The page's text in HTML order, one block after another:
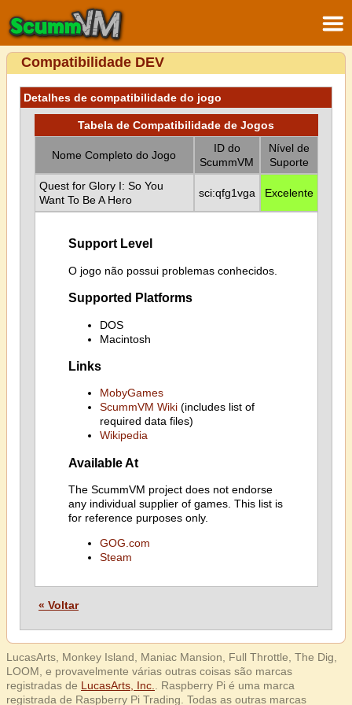
Compatibilidade DEV
Detalhes de compatibilidade do jogo
Tabela de Compatibilidade de Jogos
Nome Completo do Jogo
ID do
ScummVM
Nível de
Suporte
Quest for Glory I: So You
Want To Be A Hero
sci:qfg1vga Excelente
Support Level
O jogo não possui problemas conhecidos.
Supported Platforms
DOS
Macintosh
Links
MobyGames
ScummVM Wiki(includes list of
required data files)
Wikipedia
Available At
The ScummVM project does not endorse
any individual supplier of games. This list is
for reference purposes only.
GOG.com
Steam
« Voltar
LucasArts, Monkey Island, Maniac Mansion, Full Throttle, The Dig,
LOOM, e provavelmente várias outras coisas são marcas
registradas de LucasArts, Inc.
. Raspberry Pi é uma marca
registrada de Raspberry Pi Trading. Todas as outras marcas